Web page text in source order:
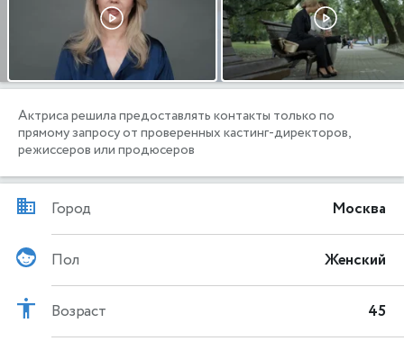
Актриса решила предоставлять контакты только по
прямому запросу от проверенных кастинг-директоров,
режиссеров или продюсеров
Город Москва
Пол Женский
Возраст 45